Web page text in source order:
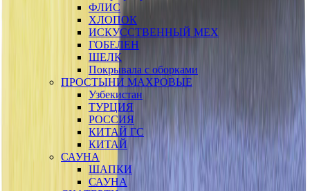
ФЛИС
ХЛОПОК
ИСКУССТВЕННЫЙ МЕХ
ГОБЕЛЕН
ШЕЛК
Покрывала с оборками
ПРОСТЫНИ МАХРОВЫЕ
Узбекистан
ТУРЦИЯ
РОССИЯ
КИТАЙ ГС
КИТАЙ
САУНА
ШАПКИ
САУНА